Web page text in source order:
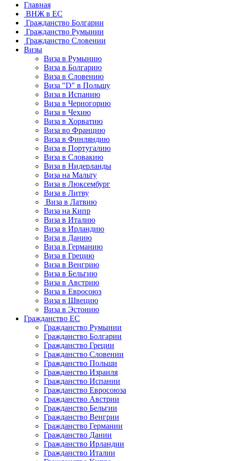
Главная
ВНЖ в ЕС
Гражданство Болгарии
Гражданство Румынии
Гражданство Словении
Визы
Виза в Румынию
Виза в Болгарию
Виза в Словению
Виза "D" в Польшу
Виза в Испанию
Виза в Черногорию
Виза в Чехию
Виза в Хорватию
Виза во Францию
Виза в Финляндию
Виза в Португалию
Виза в Словакию
Виза в Нидерланды
Виза на Мальту
Виза в Люксембург
Виза в Литву
Виза в Латвию
Виза на Кипр
Виза в Италию
Виза в Ирландию
Виза в Данию
Виза в Германию
Виза в Грецию
Виза в Венгрию
Виза в Бельгию
Виза в Австрию
Виза в Евросоюз
Виза в Швецию
Виза в Эстонию
Гражданство ЕС
Гражданство Румынии
Гражданство Болгарии
Гражданство Греции
Гражданство Словении
Гражданство Польши
Гражданство Израиля
Гражданство Испании
Гражданство Евросоюза
Гражданство Австрии
Гражданство Бельгии
Гражданство Венгрии
Гражданство Германии
Гражданство Дании
Гражданство Ирландии
Гражданство Италии